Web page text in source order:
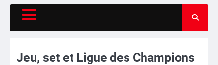
Jeu, set et Ligue des Champions